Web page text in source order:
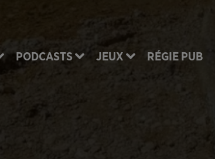
PODCASTS JEUX RÉGIE PUB